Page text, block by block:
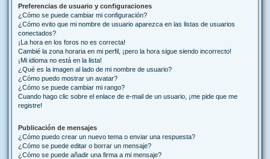
Preferencias de usuario y configuraciones
¿Cómo se puede cambiar mi configuración?
¿Cómo evito que mi nombre de usuario aparezca en las listas de usuarios
conectados?
¡La hora en los foros no es correcta!
Cambié la zona horaria en mi perfil, ¡pero la hora sigue siendo incorrecto!
¡Mi idioma no está en la lista!
¿Qué es la imagen al lado de mi nombre de usuario?
¿Cómo puedo mostrar un avatar?
¿Cómo se puede cambiar mi rango?
Cuando hago clic sobre el enlace de e-mail de un usuario, ¡me pide que me
registre!
Publicación de mensajes
¿Cómo puedo crear un nuevo tema o enviar una respuesta?
¿Cómo se puede editar o borrar un mensaje?
¿Cómo se puede añadir una firma a mi mensaje?